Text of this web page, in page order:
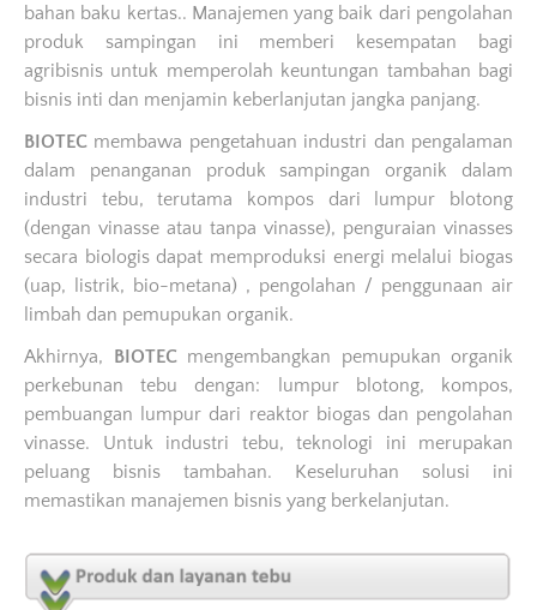
bahan baku kertas.. Manajemen yang baik dari pengolahan
produk sampingan ini memberi kesempatan bagi
agribisnis untuk memperolah keuntungan tambahan bagi
bisnis inti dan menjamin keberlanjutan jangka panjang.
BIOTEC membawa pengetahuan industri dan pengalaman
dalam penanganan produk sampingan organik dalam
industri tebu, terutama kompos dari lumpur blotong
(dengan vinasse atau tanpa vinasse), penguraian vinasses
secara biologis dapat memproduksi energi melalui biogas
(uap, listrik, bio-metana) , pengolahan / penggunaan air
limbah dan pemupukan organik.
Akhirnya, BIOTECmengembangkan pemupukan organik
perkebunan tebu dengan: lumpur blotong, kompos,
pembuangan lumpur dari reaktor biogas dan pengolahan
vinasse. Untuk industri tebu, teknologi ini merupakan
peluang bisnis tambahan. Keseluruhan solusi ini
memastikan manajemen bisnis yang berkelanjutan.